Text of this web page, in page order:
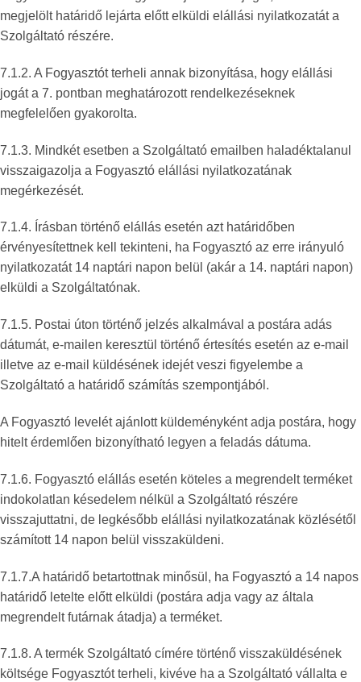
megjelölt határidő lejárta előtt elküldi elállási nyilatkozatát a
Szolgáltató részére.
7.1.2. A Fogyasztót terheli annak bizonyítása, hogy elállási
jogát a 7. pontban meghatározott rendelkezéseknek
megfelelően gyakorolta.
7.1.3. Mindkét esetben a Szolgáltató emailben haladéktalanul
visszaigazolja a Fogyasztó elállási nyilatkozatának
megérkezését.
7.1.4. Írásban történő elállás esetén azt határidőben
érvényesítettnek kell tekinteni, ha Fogyasztó az erre irányuló
nyilatkozatát 14 naptári napon belül (akár a 14. naptári napon)
elküldi a Szolgáltatónak.
7.1.5. Postai úton történő jelzés alkalmával a postára adás
dátumát, e-mailen keresztül történő értesítés esetén az e-mail
illetve az e-mail küldésének idejét veszi figyelembe a
Szolgáltató a határidő számítás szempontjából.
A Fogyasztó levelét ajánlott küldeményként adja postára, hogy
hitelt érdemlően bizonyítható legyen a feladás dátuma.
7.1.6. Fogyasztó elállás esetén köteles a megrendelt terméket
indokolatlan késedelem nélkül a Szolgáltató részére
visszajuttatni, de legkésőbb elállási nyilatkozatának közlésétől
számított 14 napon belül visszaküldeni.
7.1.7.A határidő betartottnak minősül, ha Fogyasztó a 14 napos
határidő letelte előtt elküldi (postára adja vagy az általa
megrendelt futárnak átadja) a terméket.
7.1.8. A termék Szolgáltató címére történő visszaküldésének
költsége Fogyasztót terheli, kivéve ha a Szolgáltató vállalta e